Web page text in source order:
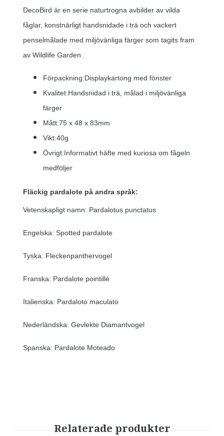
DecoBird är en serie naturtrogna avbilder av vilda
fåglar, konstnärligt handsnidade i trä och vackert
penselmålade med miljövänliga färger som tagits fram
av Wildlife Garden.
Förpackning:Displaykartong med fönster
Kvalitet:Handsnidad i trä, målad i miljövänliga
färger
Mått:75 x 48 x 83mm
Vikt:40g
Övrigt:Informativt häfte med kuriosa om fågeln
medföljer
Fläckig pardalote på andra språk:
Vetenskapligt namn: Pardalotus punctatus
Engelska: Spotted pardalote
Tyska: Fleckenpanthervogel
Franska: Pardalote pointillé
Italienska: Pardaloto maculato
Nederländska: Gevlekte Diamantvogel
Spanska: Pardalote Moteado